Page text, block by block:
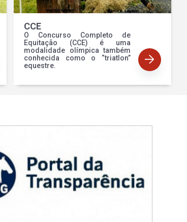
CCE
O Concurso Completo de
Equitação (CCE) é uma
modalidade olímpica também
conhecida como o “triatlon”
equestre.